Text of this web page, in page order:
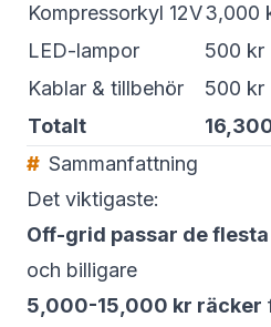
Kompressorkyl 12V3,000
LED-lampor
500 kr
Kablar & tillbehör
500 kr
Totalt
Sammanfattning
Det viktigaste:
Off-grid passar de
och billigare
5,000-15,000 kr räcker